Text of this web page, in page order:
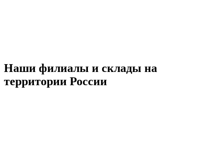
Наши филиалы и склады на
территории России